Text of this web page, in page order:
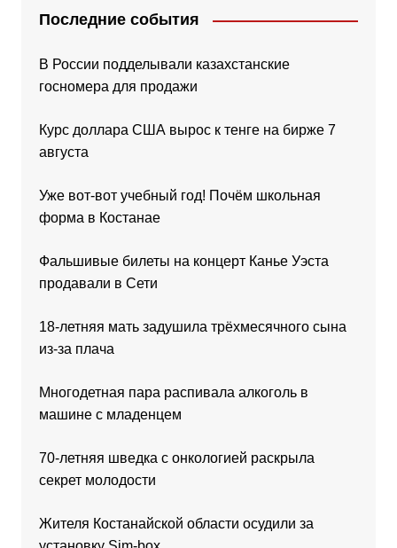
Последние события
В России подделывали казахстанские
госномера для продажи
Курс доллара США вырос к тенге на бирже 7
августа
Уже вот-вот учебный год! Почём школьная
форма в Костанае
Фальшивые билеты на концерт Канье Уэста
продавали в Сети
18-летняя мать задушила трёхмесячного сына
из-за плача
Многодетная пара распивала алкоголь в
машине с младенцем
70-летняя шведка с онкологией раскрыла
секрет молодости
Жителя Костанайской области осудили за